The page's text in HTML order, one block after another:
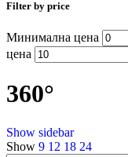
Filter by price
Минимална цена
цена
360°
Show sidebar
Show 9 12 18 24